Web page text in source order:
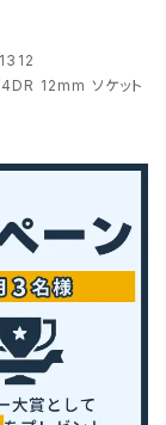
12mm ソケット